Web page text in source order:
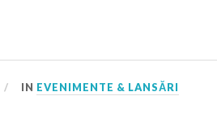
IN EVENIMENTE & LANSĂRI